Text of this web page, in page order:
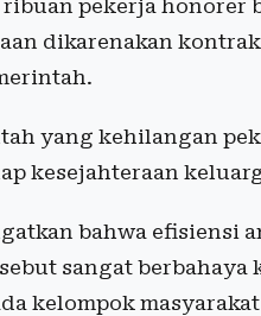
pekerja honorer
dikarenakan
yang kehilangan
kesejahteraan
bahwa efisiensi
sangat berbahaya
kelompok